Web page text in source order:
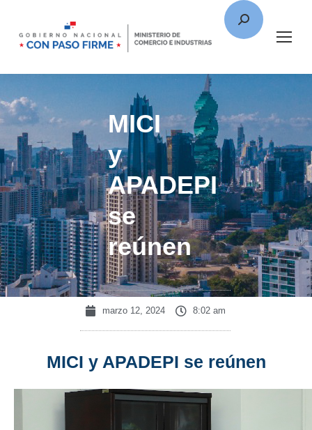
MICI
y
APADEPI
se
reúnen
marzo 12, 2024 8:02 am
MICI y APADEPI se reúnen